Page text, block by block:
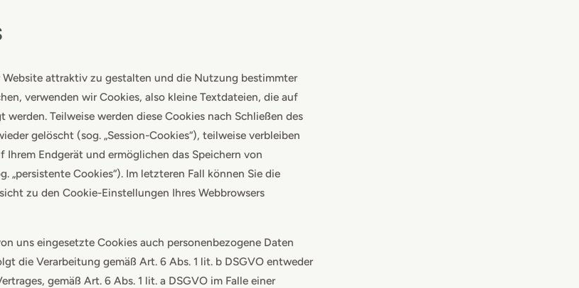
Website attraktiv zu gestalten und die Nutzung bestimmter
verwenden wir Cookies, also kleine Textdateien, die auf
werden. Teilweise werden diese Cookies nach Schließen des
gelöscht (sog. „Session-Cookies“), teilweise verbleiben
Ihrem Endgerät und ermöglichen das Speichern von
„persistente Cookies“). Im letzteren Fall können Sie die
zu den Cookie-Einstellungen Ihres Webbrowsers
uns eingesetzte Cookies auch personenbezogene Daten
die Verarbeitung gemäß Art. 6 Abs. 1 lit. b DSGVO entweder
gemäß Art. 6 Abs. 1 lit. a DSGVO im Falle einer